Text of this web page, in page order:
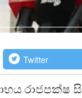
Twitter
රාජපක්ෂ